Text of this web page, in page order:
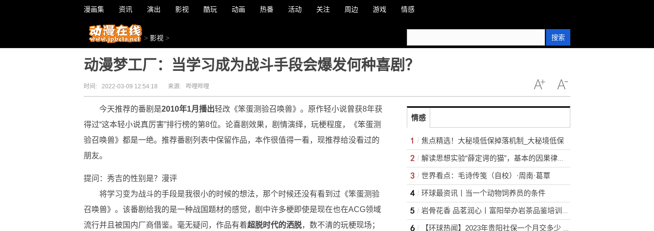
漫画集 资讯 演出 影视 酷玩 动画 热番 活动 关注 周边 游戏 情感
> 影视 > 搜索
动漫梦工厂：当学习成为战斗手段会爆发何种喜剧？
时间: 2022-03-09 12:54:18 来源: 哔哩哔哩
今天推荐的番剧是2010年1月播出轻改《笨蛋测验召唤兽》。原作轻小说曾获8年获
得过“这本轻小说真厉害”排行榜的第8位。论喜剧效果，剧情演绎，玩梗程度，《笨蛋测
验召唤兽》都是一绝。推荐番剧列表中保留作品，本作很值得一看，现推荐给没看过的
朋友。
提问：秀吉的性别是？漫评
将学习变为战斗的手段是我很小的时候的想法，那个时候还没有看到过《笨蛋测验
召唤兽》。该番剧给我的是一种战国题材的感觉，剧中许多梗即使是现在也在ACG领域
流行并且被国内厂商借鉴。毫无疑问，作品有着超脱时代的洒脱，数不清的玩梗现场；
情感
焦点精选！大秘境低保掉落机制_大秘境低保
解读思想实验“薛定谔的猫”，基本的因果律也不存在了！
世界看点：毛诗传笺（自校）·周南·葛覃
环球最资讯丨当一个动物饲养员的条件
岩骨花香 品茗润心丨富阳举办岩茶品鉴培训会|焦点播报
【环球热闻】2023年贵阳社保一个月交多少 2023贵阳个人社保缴纳需要多少钱